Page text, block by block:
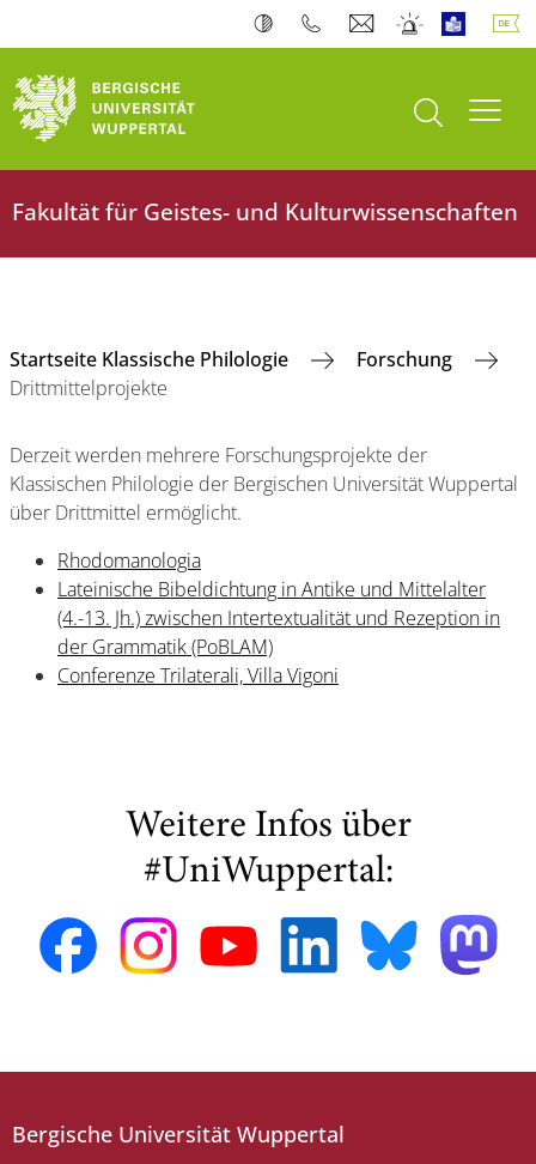
Suche öffnen
Fakultät für Geistes- und Kulturwissenschaften
Startseite Klassische Philologie
Forschung
Drittmittelprojekte
Derzeit werden mehrere Forschungsprojekte der
Klassischen Philologie der Bergischen Universität Wuppertal
über Drittmittel ermöglicht.
Rhodomanologia
Lateinische Bibeldichtung in Antike und Mittelalter
(4.-13. Jh.) zwischen Intertextualität und Rezeption in
der Grammatik (PoBLAM)
Conferenze Trilaterali, Villa Vigoni
Weitere Infos über
#UniWuppertal:
Bergische Universität Wuppertal